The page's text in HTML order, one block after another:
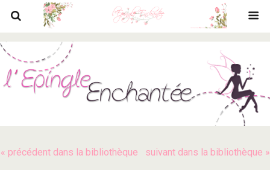
« précédent dans la bibliothèque suivant dans la bibliothèque »